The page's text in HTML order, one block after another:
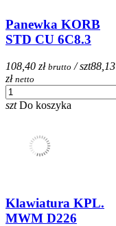
Panewka KORB
STD CU 6C8.3
108,40 zł brutto / szt88,13
zł netto
szt Do koszyka
Klawiatura KPL.
MWM D226